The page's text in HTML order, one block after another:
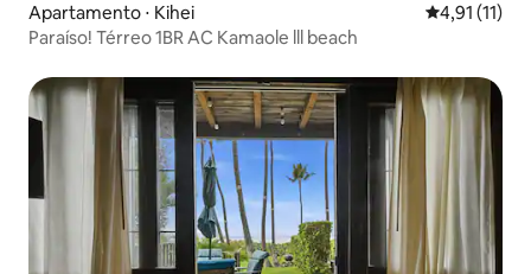
Apartamento ⋅ Kihei 4,91 de uma
4,91 (11)
Paraíso! Térreo 1BR AC Kamaole lll beach